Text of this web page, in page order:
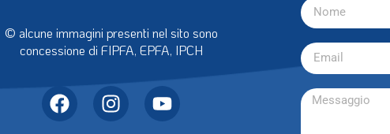
© alcune immagini presenti nel sito sono
concessione di FIPFA, EPFA, IPCH